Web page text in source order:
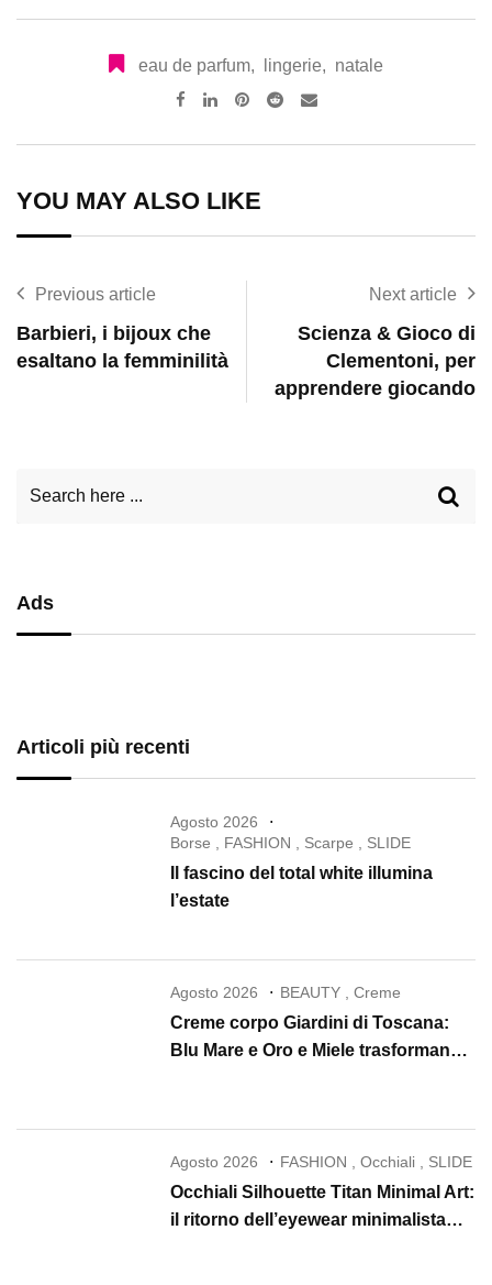
eau de parfum, lingerie, natale
Pinterest
RedditShare
YOU MAY ALSO LIKE
Previous article
Barbieri, i bijoux che
esaltano la femminilità
Next article
Scienza & Gioco di
Clementoni, per
apprendere giocando
Ads
Articoli più recenti
Agosto 2026
Borse
FASHION Scarpe SLIDE
Il fascino del total white illumina
l’estate
Agosto 2026 BEAUTY ,Creme
Creme corpo Giardini di Toscana:
Blu Mare e Oro e Miele trasformano
Agosto 2026 FASHION ,Occhiali , SLIDE
Occhiali Silhouette Titan Minimal Art:
il ritorno dell’eyewear minimalista